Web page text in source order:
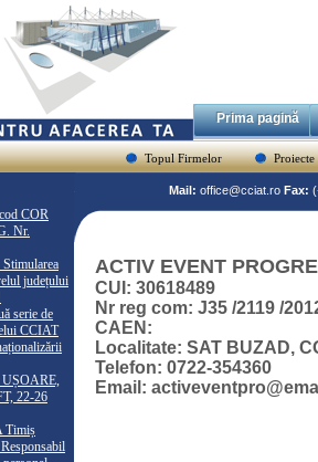
Prima pagină
Topul Firmelor Proiecte
COR
Nr.
Stimularea
județului
serie de
CCIAT
22-26
Timiș
Mail: office@cciat.ro Fax:
ACTIV EVENT
CUI: 30618489
Nr reg com: J35 /2119 /
CAEN:
Localitate: SAT BUZAD,
Telefon: 0722-354360
Email: